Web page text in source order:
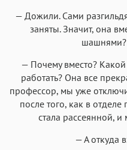
— Дожили. Сами
заняты. Значит, она
— Почему вместо?
работать? Она все
профессор, мы уже
после того, как в
стала рассеянной, и
— А откуда